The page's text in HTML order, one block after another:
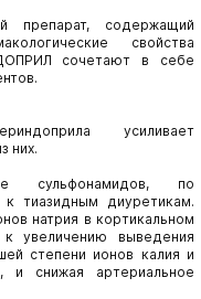
препарат, содержащий
свойства
сочетают в себе
усиливает
них.
сульфонамидов, по
к тиазидным диуретикам.
натрия в кортикальном
увеличению выведения
степени ионов калия и
и снижая артериальное